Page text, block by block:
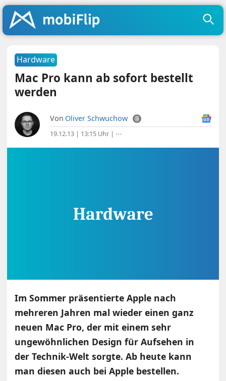
Hardware
Mac Pro kann ab sofort bestellt
werden
Von Oliver Schwuchow
19.12.13 | 13:15 Uhr | ⋯
Im Sommer präsentierte Apple nach
mehreren Jahren mal wieder einen ganz
neuen Mac Pro, der mit einem sehr
ungewöhnlichen Design für Aufsehen in
der Technik-Welt sorgte. Ab heute kann
man diesen auch bei Apple bestellen.